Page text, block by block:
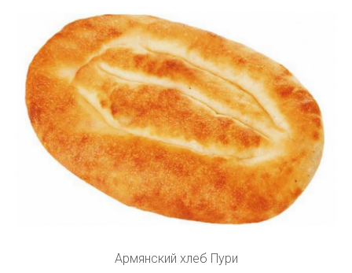
Армянский хлеб Пури